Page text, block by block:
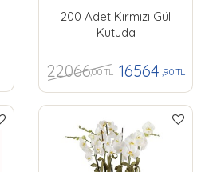
200 Adet Kırmızı Gül
Kutuda
22066,00 TL 16564 ,90 TL